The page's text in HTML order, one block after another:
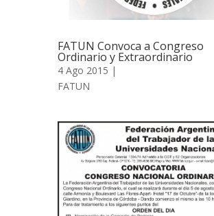
FATUN Convoca a Congreso
Ordinario y Extraordinario
4 Ago 2015 |
FATUN